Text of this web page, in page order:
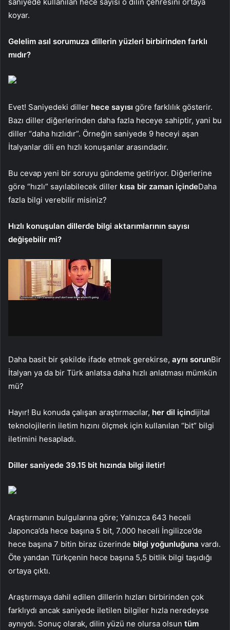
koyar.
Gelelim asıl sorumuza dillerin yüzleri birbirinden farklı
mıdır?
Evet! Saniyedeki diller hece sayısı göre farklılık gösterir.
Bazı diller diğerlerinden daha fazla heceye sahiptir, yani bu
diller “daha hızlıdır”. Örneğin saniyede 9 heceyi aşan
İtalyanlar dili en hızlı konuşanlar arasındadır.
Bu cevap yeni bir soruyu gündeme getiriyor. Diğerlerine
göre “hızlı” sayılabilecek diller kısa bir zaman içindeDaha
fazla bilgi verebilir misiniz?
Hızlı konuşulan dillerde bilgi aktarımlarının sayısı
değişebilir mi?
Daha basit bir şekilde ifade etmek gerekirse, aynı sorunBir
İtalyan ya da bir Türk anlatsa daha hızlı anlatması mümkün
mü?
Hayır! Bu konuda çalışan araştırmacılar, her dil içindijital
teknolojilerin iletim hızını ölçmek için kullanılan “bit” bilgi
iletimini hesapladı.
Diller saniyede 39.15 bit hızında bilgi iletir!
Araştırmanın bulgularına göre; Yalnızca 643 heceli
Japonca’da hece başına 5 bit, 7.000 heceli İngilizce’de
hece başına 7 bitin biraz üzerinde bilgi yoğunluğuna vardı.
Öte yandan Türkçenin hece başına 5,5 bitlik bilgi taşıdığı
ortaya çıktı.
Araştırmaya dahil edilen dillerin hızları birbirinden çok
farklıydı ancak saniyede iletilen bilgiler hızla neredeyse
aynıydı. Sonuç olarak, dilin yüzü ne olursa olsun tüm